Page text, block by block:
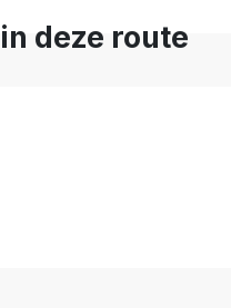
deze route